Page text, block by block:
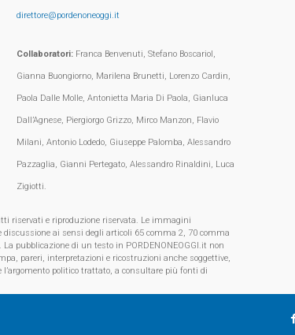
direttore@pordenoneoggi.it
Collaboratori:Franca Benvenuti, Stefano Boscariol,
Gianna Buongiorno, Marilena Brunetti, Lorenzo Cardin,
Paola Dalle Molle, Antonietta Maria Di Paola, Gianluca
Dall’Agnese, Piergiorgo Grizzo, Mirco Manzon, Flavio
Milani, Antonio Lodedo, Giuseppe Palomba, Alessandro
Pazzaglia, Gianni Pertegato, Alessandro Rinaldini, Luca
Zigiotti.
riservati e riproduzione riservata. Le immagini
ai sensi degli articoli 65 comma 2, 70 comma
pubblicazione di un testo in PORDENONEOGGI.it non
pareri, interpretazioni e ricostruzioni anche soggettive,
politico trattato, a consultare più fonti di